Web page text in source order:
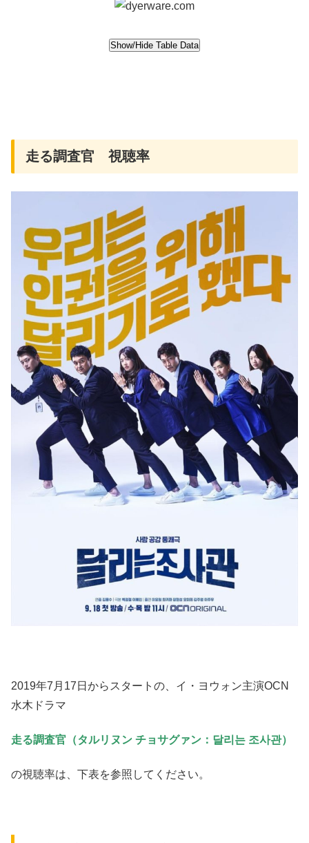
走る調査官 視聴率
2019年7月17日からスタートの、イ・ヨウォン主演OCN
水木ドラマ
走る調査官（タルリヌン チョサグァン：달리는 조사관）
の視聴率は、下表を参照してください。